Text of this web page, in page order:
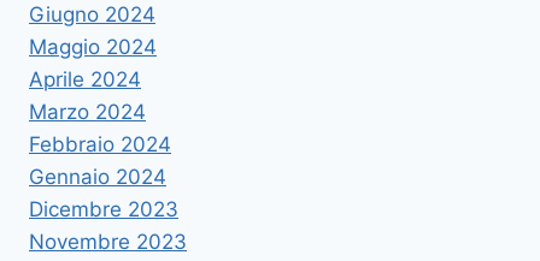
Giugno 2024
Maggio 2024
Aprile 2024
Marzo 2024
Febbraio 2024
Gennaio 2024
Dicembre 2023
Novembre 2023